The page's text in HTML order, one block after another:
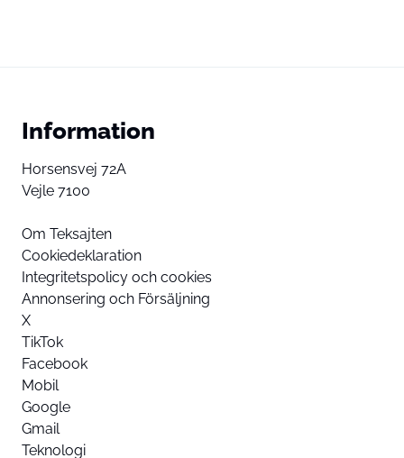
Information
Horsensvej 72A
Vejle 7100
Om Teksajten
Cookiedeklaration
Integritetspolicy och cookies
Annonsering och Försäljning
X
TikTok
Facebook
Mobil
Google
Gmail
Teknologi